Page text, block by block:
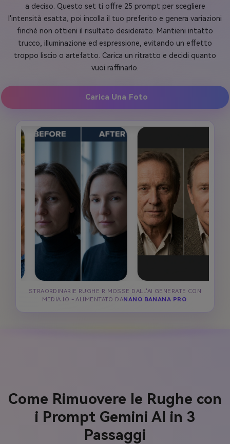
a deciso. Questo set ti offre 25 prompt per scegliere
l'intensità esatta, poi incolla il tuo preferito e genera variazioni
finché non ottieni il risultato desiderato. Mantieni intatto
trucco, illuminazione ed espressione, evitando un effetto
troppo liscio o artefatto. Carica un ritratto e decidi quanto
vuoi raffinarlo.
Carica Una Foto
STRAORDINARIE RUGHE RIMOSSE DALL'AI GENERATE CON
MEDIA.IO - ALIMENTATO DANANO BANANA PRO.
Come Rimuovere le Rughe con
i Prompt Gemini AI in 3
Passaggi